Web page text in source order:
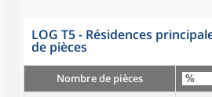
LOG T5 - Résidences
de pièces
Nombre de pièces